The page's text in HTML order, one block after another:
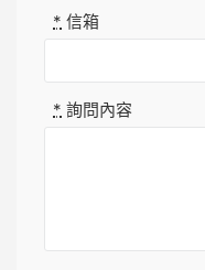
* 信箱
* 詢問內容